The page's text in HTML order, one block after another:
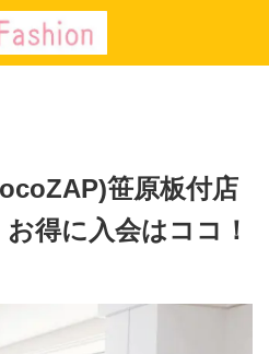
笹原板付店
お得に入会はココ！